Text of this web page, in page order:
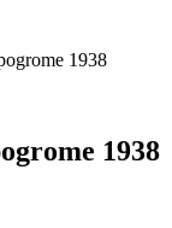
1938
1938